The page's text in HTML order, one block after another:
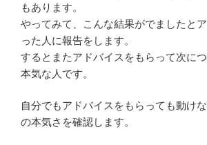
もあります。
やってみて、こんな結果がでましたと
った人に報告をします。
するとまたアドバイスをもらって次に
本気な人です。
自分でもアドバイスをもらっても動け
の本気さを確認します。